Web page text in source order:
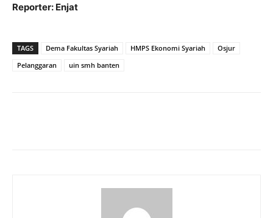
Reporter: Enjat
TAGS Dema Fakultas Syariah HMPS Ekonomi Syariah
Osjur
Pelanggaran
uin smh banten